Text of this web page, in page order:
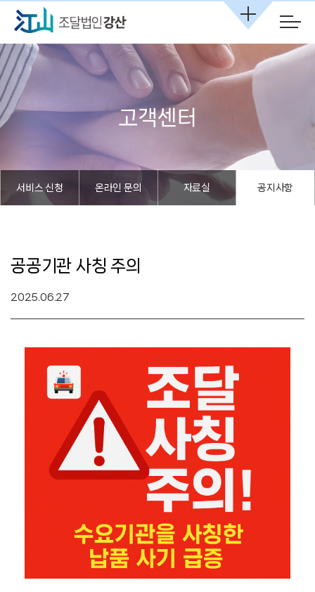
본문 바로가기
고객센터
서비스 신청 온라인 문의 자료실 공지사항
공공기관 사칭 주의
2025.06.27